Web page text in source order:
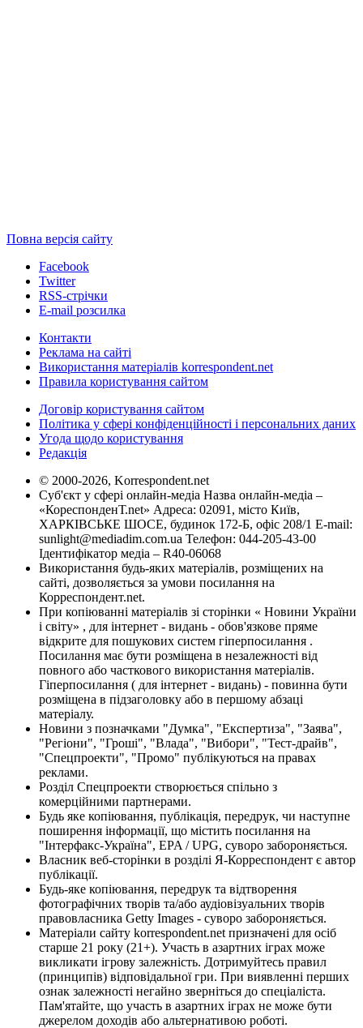
Повна версія сайту
Facebook
Twitter
RSS-стрічки
E-mail розсилка
Контакти
Реклама на сайті
Використання матеріалів korrespondent.net
Правила користування сайтом
Договір користування сайтом
Політика у сфері конфіденційності і персональних даних
Угода щодо користування
Редакція
© 2000-2026, Korrespondent.net
Суб'єкт у сфері онлайн-медіа Назва онлайн-медіа –
«КореспонденТ.net» Адреса: 02091, місто Київ,
ХАРКІВСЬКЕ ШОСЕ, будинок 172-Б, офіс 208/1 E-mail:
sunlight@mediadim.com.ua Телефон: 044-205-43-00
Ідентифікатор медіа – R40-06068
Використання будь-яких матеріалів, розміщених на
сайті, дозволяється за умови посилання на
Корреспондент.net.
При копіюванні матеріалів зі сторінки « Новини України
і світу» , для інтернет - видань - обов'язкове пряме
відкрите для пошукових систем гіперпосилання .
Посилання має бути розміщена в незалежності від
повного або часткового використання матеріалів.
Гіперпосилання ( для інтернет - видань) - повинна бути
розміщена в підзаголовку або в першому абзаці
матеріалу.
Новини з позначками "Думка", "Експертиза", "Заява",
"Регіони", "Гроші", "Влада", "Вибори", "Тест-драйв",
"Спецпроекти", "Промо" публікуються на правах
реклами.
Розділ Спецпроекти створюється спільно з
комерційними партнерами.
Будь яке копіювання, публікація, передрук, чи наступне
поширення інформації, що містить посилання на
"Інтерфакс-Україна", EPA / UPG, суворо забороняється.
Власник веб-сторінки в розділі Я-Корреспондент є автор
публікації.
Будь-яке копіювання, передрук та відтворення
фотографічних творів та/або аудіовізуальних творів
правовласника Getty Images - суворо забороняється.
Матеріали сайту korrespondent.net призначені для осіб
старше 21 року (21+). Участь в азартних іграх може
викликати ігрову залежність. Дотримуйтесь правил
(принципів) відповідальної гри. При виявленні перших
ознак залежності негайно зверніться до спеціаліста.
Пам'ятайте, що участь в азартних іграх не може бути
джерелом доходів або альтернативою роботі.